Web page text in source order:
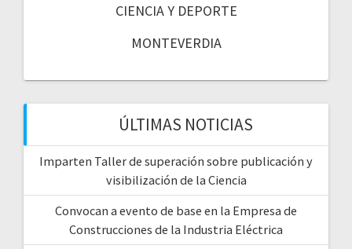
CIENCIA Y DEPORTE
MONTEVERDIA
ÚLTIMAS NOTICIAS
Imparten Taller de superación sobre publicación y
visibilización de la Ciencia
Convocan a evento de base en la Empresa de
Construcciones de la Industria Eléctrica